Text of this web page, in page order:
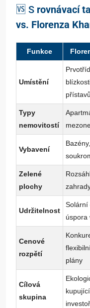
🆚 S rovnávací
vs. Florenza
Funkce
Umístění
přístavů
Typy
nemovitostí
Vybavení
Zelené
plochy
Udržitelnost
Solární
úspora
Cenové
rozpětí
plány
Cílová
skupina